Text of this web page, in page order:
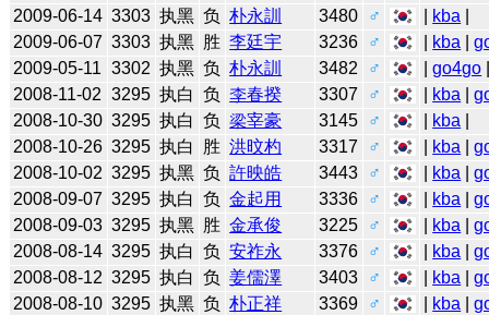
2009-06-14 3303 执黑 负 朴永訓 3480 ♂ kba
2009-06-07 3303 执黑 胜 李廷宇 3236 ♂ kba |
2009-05-11 3302 执黑 负 朴永訓 3482 ♂ |go4go
2008-11-02 3295 执白 负 李春揆 3307 ♂ kba |
2008-10-30 3295 执白 负 梁宰豪 3145 ♂ kba
2008-10-26 3295 执白 胜 洪旼杓 3317 ♂ kba |
2008-10-02 3295 执黑 负 許映皓 3443 ♂ kba |
2008-09-07 3295 执白 负 金起用 3336 ♂ kba |
2008-09-03 3295 执黑 胜 金承俊 3225 ♂ kba |
2008-08-14 3295 执白 负 安祚永 3376 ♂ kba |
2008-08-12 3295 执白 负 姜儒澤 3403 ♂ kba |
2008-08-10 3295 执黑 负 朴正祥 3369 ♂ kba |